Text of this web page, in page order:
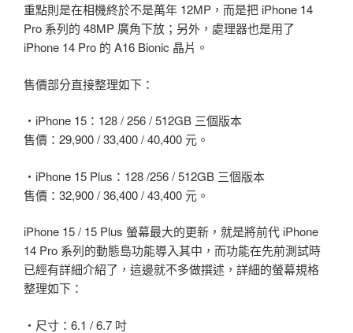
重點則是在相機終於不是萬年 12MP，而是把 iPhone 14
Pro 系列的 48MP 廣角下放；另外，處理器也是用了
iPhone 14 Pro 的 A16 Bionic 晶片。
售價部分直接整理如下：
・iPhone 15：128 / 256 / 512GB 三個版本
售價：29,900 / 33,400 / 40,400 元。
・iPhone 15 Plus：128 /256 / 512GB 三個版本
售價：32,900 / 36,400 / 43,400 元。
iPhone 15 / 15 Plus 螢幕最大的更新，就是將前代 iPhone
14 Pro 系列的動態島功能導入其中，而功能在先前測試時
已經有詳細介紹了，這邊就不多做撰述，詳細的螢幕規格
整理如下：
・尺寸：6.1 / 6.7 吋